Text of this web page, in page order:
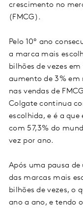
crescimento no
(FMCG).
Pelo 10º ano
a marca mais
bilhões de vezes
aumento de 3% em
nas vendas de
Colgate continua
escolhida, e é a
com 57,3% do
vez por ano.
Após uma pausa
das marcas mais
bilhões de vezes, o
ano a ano, e tendo